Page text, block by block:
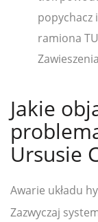
popychacz
ramiona
Jakie
Ursusie
Awarie układu
Zazwyczaj